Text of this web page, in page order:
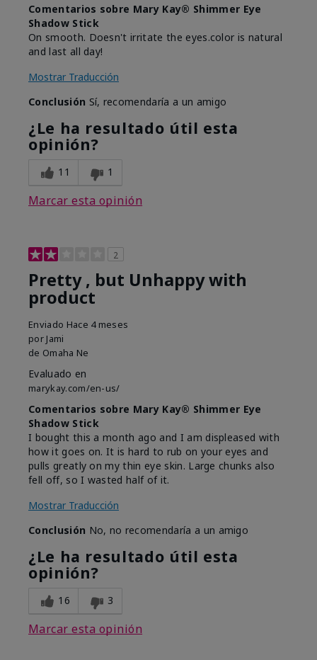
Comentarios sobre Mary Kay® Shimmer Eye
Shadow Stick
On smooth. Doesn't irritate the eyes.color is natural
and last all day!
Mostrar Traducción
Conclusión Sí, recomendaría a un amigo
¿Le ha resultado útil esta
opinión?
11 1
Marcar esta opinión
2
Pretty , but Unhappy with
product
Enviado Hace 4 meses
por Jami
de Omaha Ne
Evaluado en
marykay.com/en-us/
Comentarios sobre Mary Kay® Shimmer Eye
Shadow Stick
I bought this a month ago and I am displeased with
how it goes on. It is hard to rub on your eyes and
pulls greatly on my thin eye skin. Large chunks also
fell off, so I wasted half of it.
Mostrar Traducción
Conclusión No, no recomendaría a un amigo
¿Le ha resultado útil esta
opinión?
16 3
Marcar esta opinión